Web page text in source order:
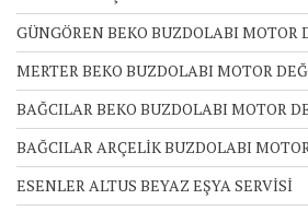
GÜNGÖREN BEKO BUZDOLABI MOTOR
MERTER BEKO BUZDOLABI MOTOR
BAĞCILAR BEKO BUZDOLABI MOTOR
BAĞCILAR ARÇELİK BUZDOLABI
ESENLER ALTUS BEYAZ EŞYA SERVİSİ